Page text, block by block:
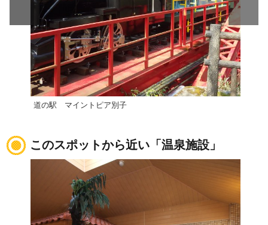
道の駅 マイントピア別子
このスポットから近い「温泉施設」